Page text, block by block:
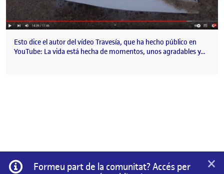
Esto dice el autor del vídeo Travesía, que ha hecho público en
YouTube: La vida está hecha de momentos, unos agradables y…
Informació
Formeu part de la comunitat? Accés per
×